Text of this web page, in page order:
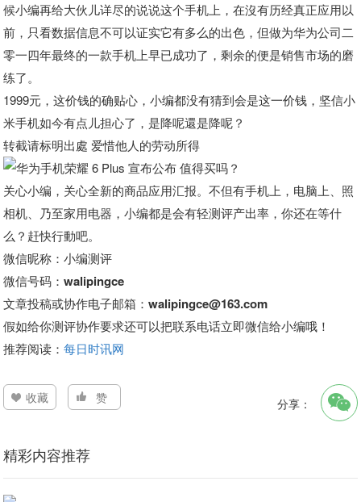
候小编再给大伙儿详尽的说说这个手机上，在沒有历经真正应用以
前，只看数据信息不可以证实它有多么的出色，但做为华为公司二
零一四年最终的一款手机上早已成功了，剩余的便是销售市场的磨
练了。
1999元，这价钱的确贴心，小编都没有猜到会是这一价钱，坚信小
米手机如今有点儿担心了，是降呢還是降呢？
转截请标明出處 爱惜他人的劳动所得
关心小编，关心全新的商品应用汇报。不但有手机上，电脑上、照
相机、乃至家用电器，小编都是会有轻测评产出率，你还在等什
么？赶快行動吧。
微信昵称：小编测评
微信号码：walipingce
文章投稿或协作电子邮箱：walipingce@163.com
假如给你测评协作要求还可以把联系电话立即微信给小编哦！
推荐阅读：每日时讯网
收藏 赞 分享：
精彩内容推荐